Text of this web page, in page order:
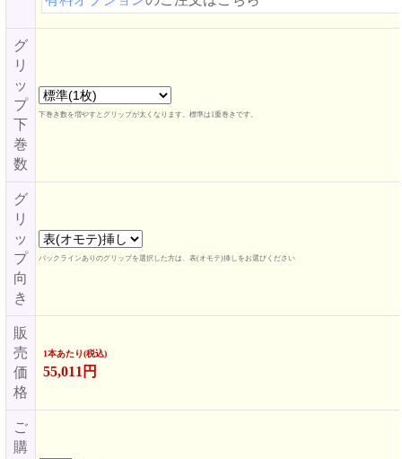
グ
リ
ッ
プ
下
巻
数
下巻き数を増やすとグリップが太くなります。標準は1重巻きです。
グ
リ
ッ
プ
向
き
バックラインありのグリップを選択した方は、表(オモテ)挿しをお選びください
販
売
価
格
1本あたり(税込)
55,011円
ご
購